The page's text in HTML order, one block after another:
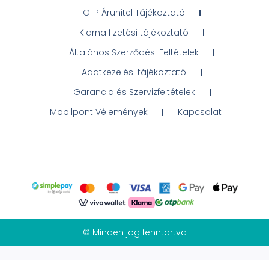
OTP Áruhitel Tájékoztató
Klarna fizetési tájékoztató
Általános Szerződési Feltételek
Adatkezelési tájékoztató
Garancia és Szervizfeltételek
Mobilpont Vélemények
Kapcsolat
© Minden jog fenntartva